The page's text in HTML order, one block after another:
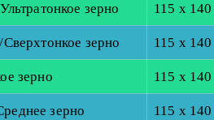
зерно 115 х
зерно 115 х
зерно 115 х
зерно 115 х